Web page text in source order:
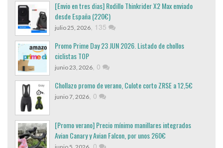
[Envio en tres dias] Rodillo Thinkrider X2 Max enviado
desde España (220€)
julio 25, 2026, 135
Promo Prime Day 23 JUN 2026. Listado de chollos
ciclistas TOP
junio 23, 2026, 0
Chollazo promo de verano, Culote corto ZRSE a 12,5€
junio 7, 2026, 0
[Promo verano] Precio mínimo manillares integrados
Avian Canary y Avian Falcon, por unos 260€
0